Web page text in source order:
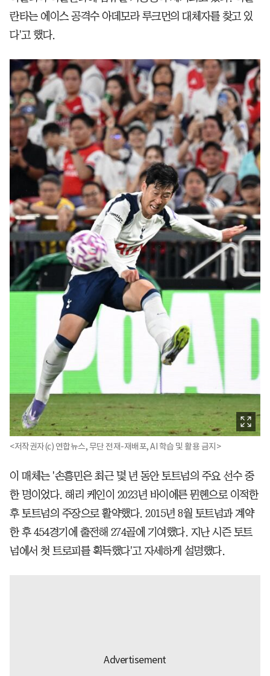
란타는 에이스 공격수 아데모라 루크먼의 대체자를 찾고 있
다'고 했다.
<저작권자(c) 연합뉴스, 무단 전재-재배포, AI 학습 및 활용 금지>
이 매체는 '손흥민은 최근 몇 년 동안 토트넘의 주요 선수 중
한 명이었다. 해리 케인이 2023년 바이에른 뮌헨으로 이적한
후 토트넘의 주장으로 활약했다. 2015년 8월 토트넘과 계약
한 후 454경기에 출전해 274골에 기여했다. 지난 시즌 토트
넘에서 첫 트로피를 획득했다'고 자세하게 설명했다.